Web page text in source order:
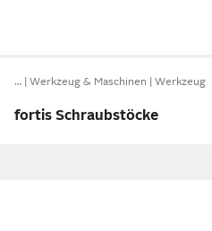
… Werkzeug & Maschinen Werkzeug
fortis Schraubstöcke